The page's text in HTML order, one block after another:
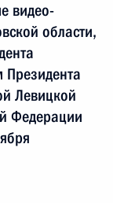
видео-
области,
Президента
Левицкой
Федерации